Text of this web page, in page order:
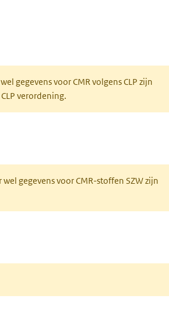
gegevens voor CMR volgens CLP zijn
verordening.
gegevens voor CMR-stoffen SZW zijn